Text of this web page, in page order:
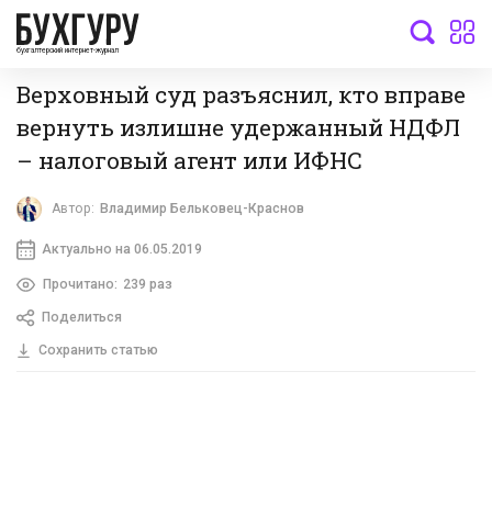
бухгалтерский интернет-журнал
Верховный суд разъяснил, кто вправе
вернуть излишне удержанный НДФЛ
– налоговый агент или ИФНС
Автор: Владимир Бельковец-Краснов
Актуально на 06.05.2019
Прочитано: 239 раз
Поделиться
Сохранить статью